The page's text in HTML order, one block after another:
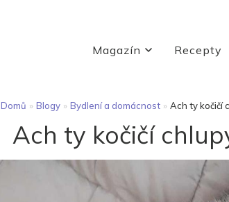
Magazín Recepty
Domů » Blogy » Bydlení a domácnost » Ach ty kočičí
Ach ty kočičí